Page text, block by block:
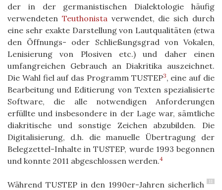
der in der germanistischen Dialektologie häufig
verwendeten Teuthonista verwendet, die sich durch
eine sehr exakte Darstellung von Lautqualitäten (etwa
den Öffnungs- oder Schließungsgrad von Vokalen,
Lenisierung von Plosiven etc.) und daher einen
umfangreichen Gebrauch an Diakritika auszeichnet.
Die Wahl fiel auf das Programm TUSTEP3, eine auf die
Bearbeitung und Editierung von Texten spezialisierte
Software, die alle notwendigen Anforderungen
erfüllte und insbesondere in der Lage war, sämtliche
diakritische und sonstige Zeichen abzubilden. Die
Digitalisierung, d.h. die manuelle Übertragung der
Belegzettel-Inhalte in TUSTEP, wurde 1993 begonnen
und konnte 2011 abgeschlossen werden.4
11
Während TUSTEP in den 1990er-Jahren sicherlich